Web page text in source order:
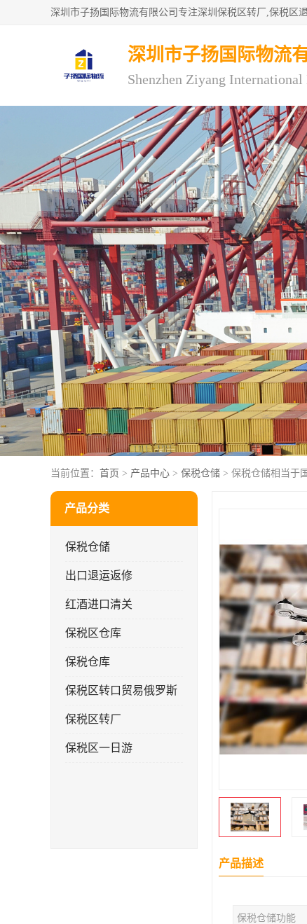
深圳市子扬国际物流
Shenzhen Ziyang
当前位置： 首页 > 产品中心 > 保税仓储 > 保税仓储相当于
产品分类
保税仓储
出口退运返修
红酒进口清关
保税区仓库
保税仓库
保税区转口贸易俄罗斯
保税区转厂
保税区一日游
产品描述
保税仓储功能